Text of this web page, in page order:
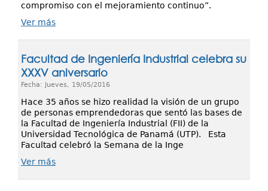
compromiso con el mejoramiento continuo”.
Ver más
Facultad de Ingeniería Industrial celebra su
XXXV aniversario
Fecha: Jueves, 19/05/2016
Hace 35 años se hizo realidad la visión de un grupo
de personas emprendedoras que sentó las bases de
la Facultad de Ingeniería Industrial (FII) de la
Universidad Tecnológica de Panamá (UTP). Esta
Facultad celebró la Semana de la Inge
Ver más